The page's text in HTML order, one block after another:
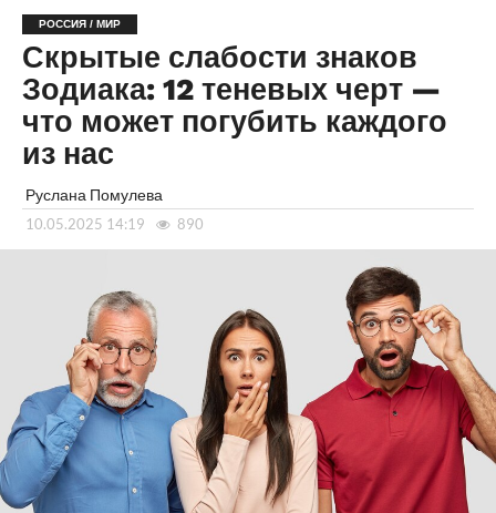
РОССИЯ / МИР
Скрытые слабости знаков
Зодиака: 12 теневых черт —
что может погубить каждого
из нас
Руслана Помулева
10.05.2025 14:19 890